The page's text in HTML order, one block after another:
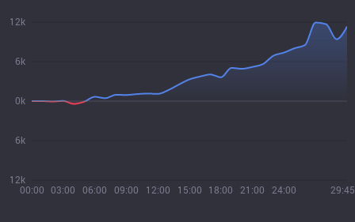
00:00 03:00 06:00 09:00 12:00 15:00 18:00 21:00 24:00 29:45
12k
6k
0k
6k
12k